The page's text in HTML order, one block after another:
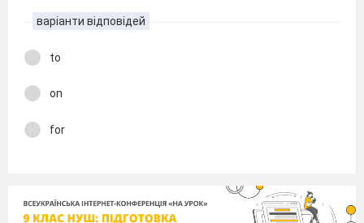
варіанти відповідей
to
on
for